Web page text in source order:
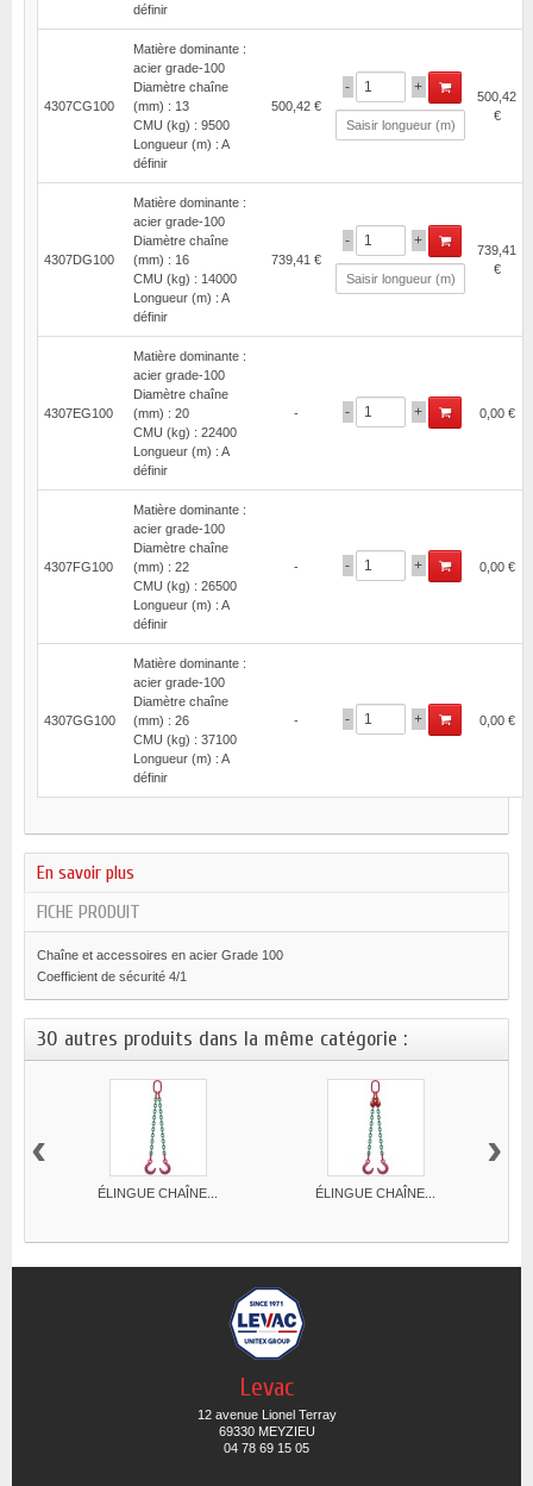
définir
4307CG100
Matière dominante :
acier grade-100
Diamètre chaîne
(mm) : 13
CMU (kg) : 9500
Longueur (m) : A
définir
500,42 €
- +
500,42
€
4307DG100
Matière dominante :
acier grade-100
Diamètre chaîne
(mm) : 16
CMU (kg) : 14000
Longueur (m) : A
définir
739,41 €
- +
739,41
€
4307EG100
Matière dominante :
acier grade-100
Diamètre chaîne
(mm) : 20
CMU (kg) : 22400
Longueur (m) : A
définir
- - + 0,00 €
4307FG100
Matière dominante :
acier grade-100
Diamètre chaîne
(mm) : 22
CMU (kg) : 26500
Longueur (m) : A
définir
- - + 0,00 €
4307GG100
Matière dominante :
acier grade-100
Diamètre chaîne
(mm) : 26
CMU (kg) : 37100
Longueur (m) : A
définir
- - + 0,00 €
En savoir plus
FICHE PRODUIT
Chaîne et accessoires en acier Grade 100
Coefficient de sécurité 4/1
30 autres produits dans la même catégorie :
ÉLINGUE CHAÎNE... ÉLINGUE CHAÎNE...
‹ ›
Levac
12 avenue Lionel Terray
69330 MEYZIEU
04 78 69 15 05